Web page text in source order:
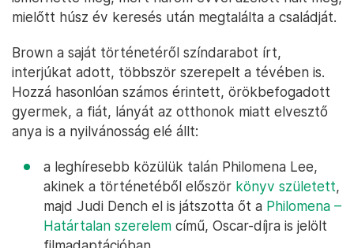
„Meg voltam arról győződve, hogy elég
információkat. Nem is sejtettem, hogy
olyan eseménysorozatot indítottam el, ami
20 évbe kerül az életemből”
– mondta példáulNoelle Brown
DNS-teszt segítségével bukkant a vér szerinti apja
nyomára. A férfit azonban személyesen már nem
ismerhette meg, mert három évvel azelőtt halt meg,
mielőtt húsz év keresés után megtalálta a családját.